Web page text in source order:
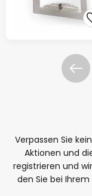
Verpassen Sie
Aktionen und
registrieren und
den Sie bei